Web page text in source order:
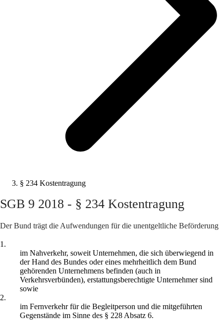
§ 234 Kostentragung
SGB 9 2018 - § 234 Kostentragung
Der Bund trägt die Aufwendungen für die unentgeltliche Beförderung
1.
im Nahverkehr, soweit Unternehmen, die sich überwiegend in
der Hand des Bundes oder eines mehrheitlich dem Bund
gehörenden Unternehmens befinden (auch in
Verkehrsverbünden), erstattungsberechtigte Unternehmer sind
sowie
2.
im Fernverkehr für die Begleitperson und die mitgeführten
Gegenstände im Sinne des § 228 Absatz 6.